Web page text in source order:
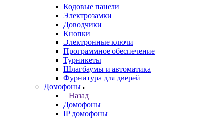
Кодовые панели
Электрозамки
Доводчики
Кнопки
Электронные ключи
Программное обеспечение
Турникеты
Шлагбаумы и автоматика
Фурнитура для дверей
Домофоны
Назад
Домофоны
IP домофоны